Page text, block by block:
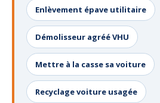
Enlèvement épave utilitaire
Démolisseur agréé VHU
Mettre à la casse sa voiture
Recyclage voiture usagée